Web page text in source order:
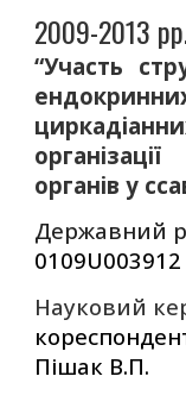
2009-2013
“Участь
органів у
Державний
0109U003912
Науковий
Пішак В.П.